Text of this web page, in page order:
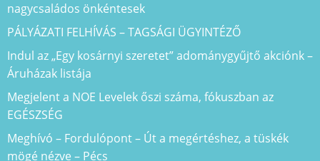
nagycsaládos önkéntesek
PÁLYÁZATI FELHÍVÁS – TAGSÁGI ÜGYINTÉZŐ
Indul az „Egy kosárnyi szeretet” adománygyűjtő akciónk –
Áruházak listája
Megjelent a NOE Levelek őszi száma, fókuszban az
EGÉSZSÉG
Meghívó – Fordulópont – Út a megértéshez, a tüskék
mögé nézve – Pécs